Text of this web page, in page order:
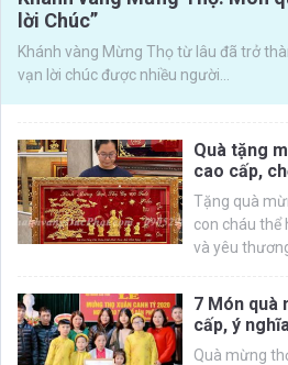
lời Chúc”
Khánh vàng Mừng Thọ từ lâu đã trở
vạn lời chúc được nhiều người...
Quà tặng
cao cấp,
Tặng quà
con cháu thể
và yêu
7 Món quà
cấp, ý
Quà mừng